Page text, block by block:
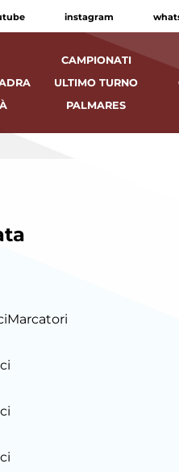
instagram
CAMPIONATI
ULTIMO TURNO
PALMARES
Marcatori